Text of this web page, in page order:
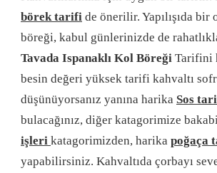
börek tarifi de önerilir. Yapılışıda
böreği, kabul günlerinizde de
Tavada Ispanaklı Kol Böreği Tarifini
besin değeri yüksek tarifi kahvaltı
düşünüyorsanız yanına harika Sos
bulacağınız, diğer katagorimize
işleri katagorimizden, harika poğaça
yapabilirsiniz. Kahvaltıda çorbayı